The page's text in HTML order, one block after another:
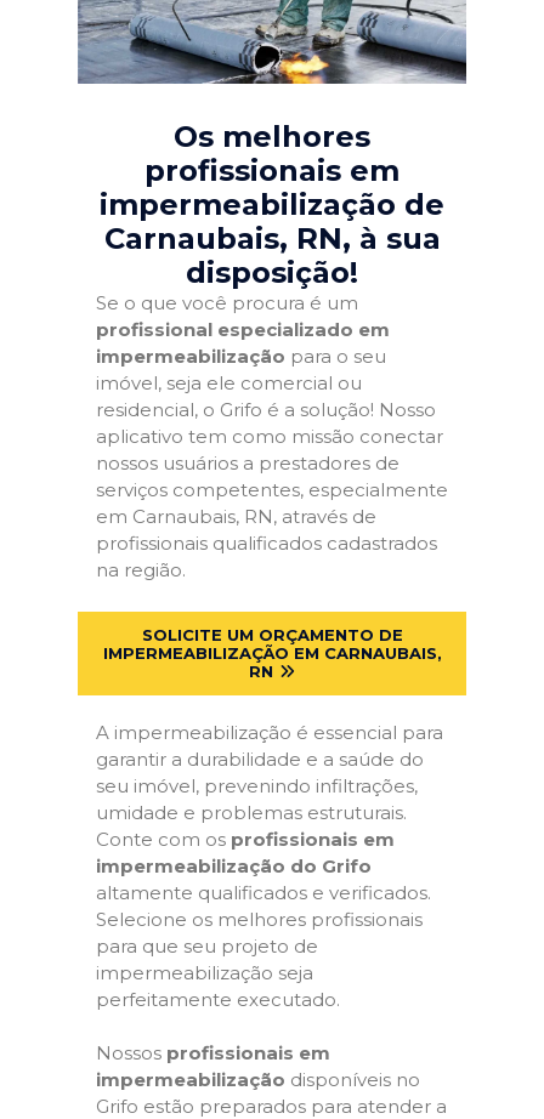
Os melhores
profissionais em
impermeabilização de
Carnaubais, RN, à sua
disposição!
Se o que você procura é um
profissional especializado em
impermeabilização para o seu
imóvel, seja ele comercial ou
residencial, o Grifo é a solução! Nosso
aplicativo tem como missão conectar
nossos usuários a prestadores de
serviços competentes, especialmente
em Carnaubais, RN, através de
profissionais qualificados cadastrados
na região.
SOLICITE UM ORÇAMENTO DE
IMPERMEABILIZAÇÃO EM CARNAUBAIS,
RN
A impermeabilização é essencial para
garantir a durabilidade e a saúde do
seu imóvel, prevenindo infiltrações,
umidade e problemas estruturais.
Conte com os profissionais em
impermeabilização do Grifo
altamente qualificados e verificados.
Selecione os melhores profissionais
para que seu projeto de
impermeabilização seja
perfeitamente executado.
Nossos profissionais em
impermeabilização disponíveis no
Grifo estão preparados para atender a